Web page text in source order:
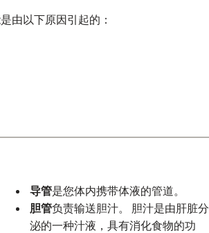
由以下原因引起的：
导管是您体内携带体液的管道。
胆管负责输送胆汁。 胆汁是由肝脏分
泌的一种汁液，具有消化食物的功